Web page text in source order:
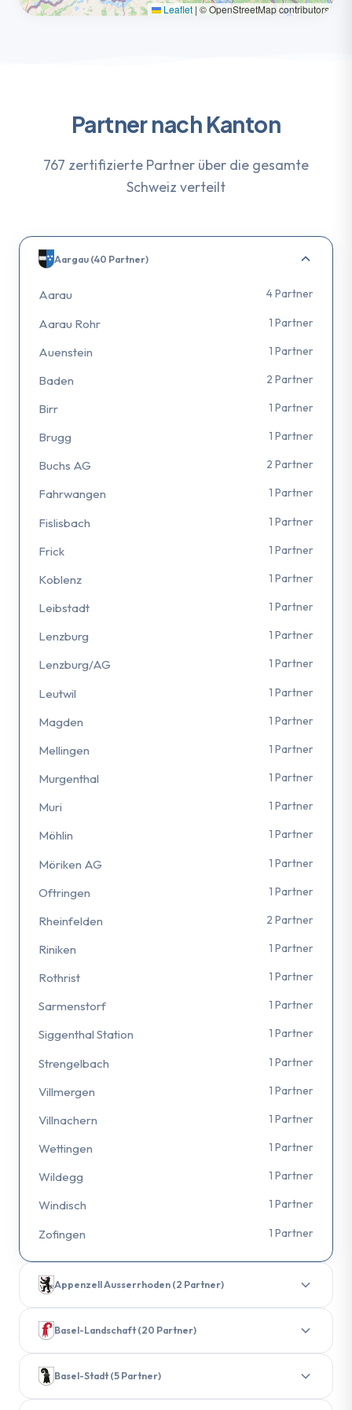
Leaflet | © OpenStreetMap contributors
Partner nach Kanton
767 zertifizierte Partner über die gesamte
Schweiz verteilt
Aargau (40 Partner)
Aarau 4 Partner
Aarau Rohr 1 Partner
Auenstein 1 Partner
Baden 2 Partner
Birr 1 Partner
Brugg 1 Partner
Buchs AG 2 Partner
Fahrwangen 1 Partner
Fislisbach 1 Partner
Frick 1 Partner
Koblenz 1 Partner
Leibstadt 1 Partner
Lenzburg 1 Partner
Lenzburg/AG 1 Partner
Leutwil 1 Partner
Magden 1 Partner
Mellingen 1 Partner
Murgenthal 1 Partner
Muri 1 Partner
Möhlin 1 Partner
Möriken AG 1 Partner
Oftringen 1 Partner
Rheinfelden 2 Partner
Riniken 1 Partner
Rothrist 1 Partner
Sarmenstorf 1 Partner
Siggenthal Station 1 Partner
Strengelbach 1 Partner
Villmergen 1 Partner
Villnachern 1 Partner
Wettingen 1 Partner
Wildegg 1 Partner
Windisch 1 Partner
Zofingen 1 Partner
Appenzell Ausserrhoden (2 Partner)
Herisau
Trogen
Basel-Landschaft (20 Partner)
Allschwil
Diegten
Basel-Stadt (5 Partner)